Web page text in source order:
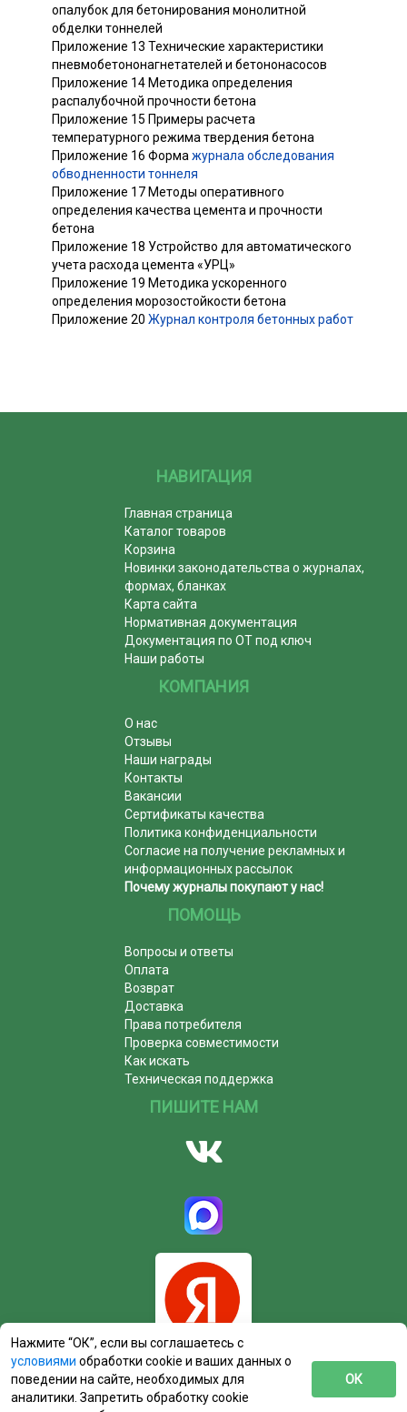
опалубок для бетонирования монолитной
обделки тоннелей
Приложение 13 Технические характеристики
пневмобетононагнетателей и бетононасосов
Приложение 14 Методика определения
распалубочной прочности бетона
Приложение 15 Примеры расчета
температурного режима твердения бетона
Приложение 16 Форма журнала обследования
обводненности тоннеля
Приложение 17 Методы оперативного
определения качества цемента и прочности
бетона
Приложение 18 Устройство для автоматического
учета расхода цемента «УРЦ»
Приложение 19 Методика ускоренного
определения морозостойкости бетона
Приложение 20 Журнал контроля бетонных работ
НАВИГАЦИЯ
Главная страница
Каталог товаров
Корзина
Новинки законодательства о журналах,
формах, бланках
Карта сайта
Нормативная документация
Документация по ОТ под ключ
Наши работы
КОМПАНИЯ
О нас
Отзывы
Наши награды
Контакты
Вакансии
Сертификаты качества
Политика конфиденциальности
Согласие на получение рекламных и
информационных рассылок
Почему журналы покупают у нас!
ПОМОЩЬ
Вопросы и ответы
Оплата
Возврат
Доставка
Права потребителя
Проверка совместимости
Как искать
Техническая поддержка
ПИШИТЕ НАМ
Нажмите “ОК”, если вы соглашаетесь с
условиями обработки cookie и ваших данных о
поведении на сайте, необходимых для
аналитики. Запретить обработку cookie
ОК